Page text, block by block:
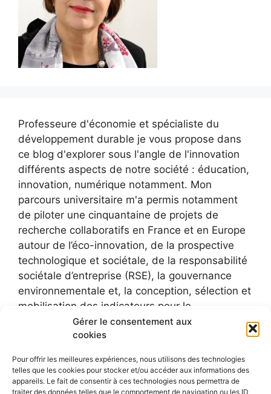
Gérer le consentement aux
cookies
Pour offrir les meilleures expériences, nous utilisons des technologies
telles que les cookies pour stocker et/ou accéder aux informations des
appareils. Le fait de consentir à ces technologies nous permettra de
traiter des données telles que le comportement de navigation ou les ID
Professeure d'économie et spécialiste du
développement durable je vous propose dans
ce blog d'explorer sous l'angle de l'innovation
différents aspects de notre société : éducation,
innovation, numérique notamment. Mon
parcours universitaire m'a permis notamment
de piloter une cinquantaine de projets de
recherche collaboratifs en France et en Europe
autour de l’éco-innovation, de la prospective
technologique et sociétale, de la responsabilité
sociétale d’entreprise (RSE), la gouvernance
environnementale et, la conception, sélection et
mobilisation des indicateurs pour le
développement durable.